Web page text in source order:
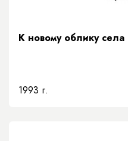
К новому облику села
1993 г.